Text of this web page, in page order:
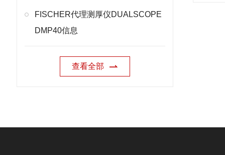
FISCHER代理测厚仪DUALSCOPE
DMP40信息
查看全部